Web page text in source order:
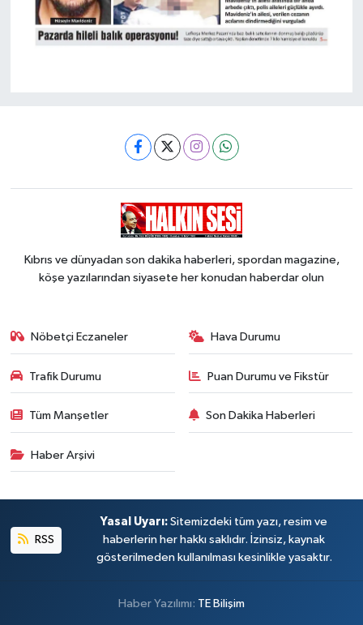
Kıbrıs ve dünyadan son dakika haberleri, spordan magazine,
köşe yazılarından siyasete her konudan haberdar olun
Nöbetçi Eczaneler Hava Durumu
Trafik Durumu Puan Durumu ve Fikstür
Tüm Manşetler Son Dakika Haberleri
Haber Arşivi
RSS
Yasal Uyarı: Sitemizdeki tüm yazı, resim ve
haberlerin her hakkı saklıdır. İzinsiz, kaynak
gösterilmeden kullanılması kesinlikle yasaktır.
Haber Yazılımı: TE Bilişim